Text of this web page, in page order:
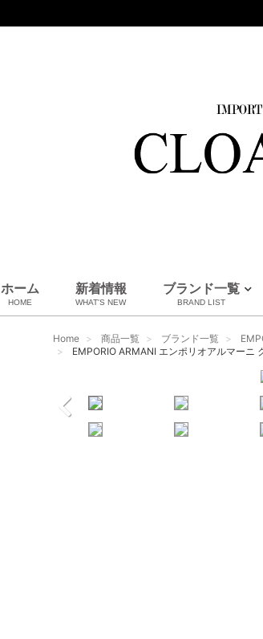
ホーム
HOME
新着情報
WHAT'S NEW
ブランド一覧
BRAND LIST
エルメス
ルイヴィトン
バーバリー
プラダ
フェンディ
メゾンマルジェラ
シャネル
エムエムシックス
マルニ
全てのブランドを
コート、上着
雑貨・その他
バッグ＆ポーチ
アロマ＆フレグランス
Home 商品一覧 ブランド一覧
EMPORIO ARMANI エンポリオアルマー